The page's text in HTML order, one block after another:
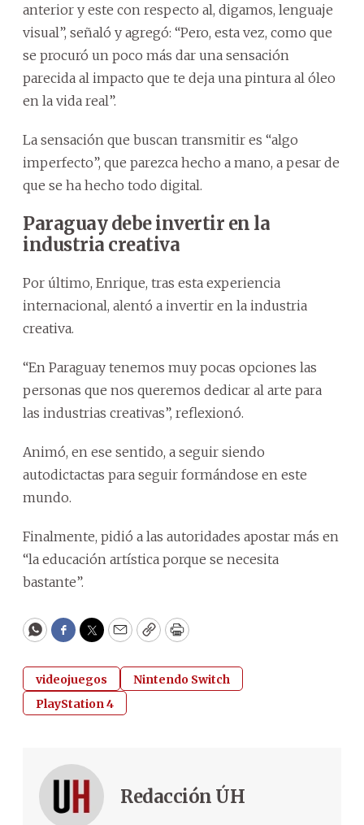
anterior y este con respecto al, digamos, lenguaje
visual”, señaló y agregó: “Pero, esta vez, como que
se procuró un poco más dar una sensación
parecida al impacto que te deja una pintura al óleo
en la vida real”.
La sensación que buscan transmitir es “algo
imperfecto”, que parezca hecho a mano, a pesar de
que se ha hecho todo digital.
Paraguay debe invertir en la
industria creativa
Por último, Enrique, tras esta experiencia
internacional, alentó a invertir en la industria
creativa.
“En Paraguay tenemos muy pocas opciones las
personas que nos queremos dedicar al arte para
las industrias creativas”, reflexionó.
Animó, en ese sentido, a seguir siendo
autodictactas para seguir formándose en este
mundo.
Finalmente, pidió a las autoridades apostar más en
“la educación artística porque se necesita
bastante”.
WhatsApp
Facebook
Twitter
EmailCopyPrint
videojuegos
Nintendo Switch
PlayStation 4
Redacción ÚH